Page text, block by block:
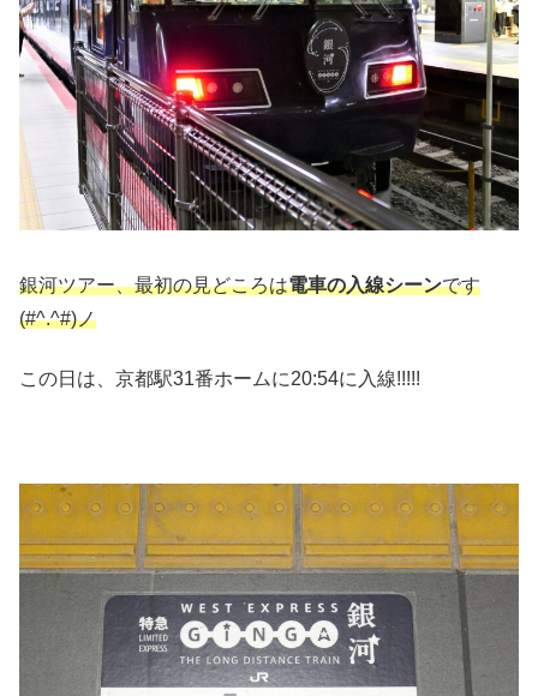
銀河ツアー、最初の見どころは電車の入線シーンです
(#^.^#)ノ
この日は、京都駅31番ホームに20:54に入線!!!!!